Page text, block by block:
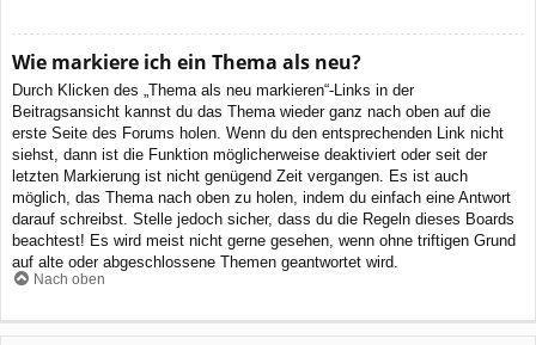
Wie markiere ich ein Thema als neu?
Durch Klicken des „Thema als neu markieren“-Links in der
Beitragsansicht kannst du das Thema wieder ganz nach oben auf die
erste Seite des Forums holen. Wenn du den entsprechenden Link nicht
siehst, dann ist die Funktion möglicherweise deaktiviert oder seit der
letzten Markierung ist nicht genügend Zeit vergangen. Es ist auch
möglich, das Thema nach oben zu holen, indem du einfach eine Antwort
darauf schreibst. Stelle jedoch sicher, dass du die Regeln dieses Boards
beachtest! Es wird meist nicht gerne gesehen, wenn ohne triftigen Grund
auf alte oder abgeschlossene Themen geantwortet wird.
Nach oben